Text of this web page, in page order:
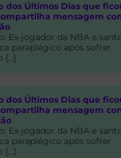
dos Últimos Dias que
mensagem
Ex-jogador da NBA e
paraplégico após sofrer
[…]
dos Últimos Dias que
mensagem
Ex-jogador da NBA e
paraplégico após sofrer
[…]